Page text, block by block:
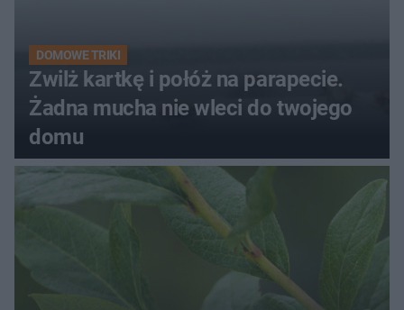
DOMOWE TRIKI
Zwilż kartkę i połóż na parapecie.
Żadna mucha nie wleci do twojego
domu